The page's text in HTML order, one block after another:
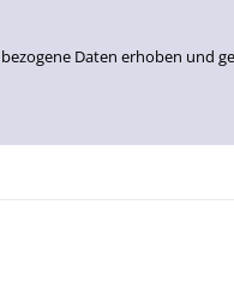
Daten erhoben und